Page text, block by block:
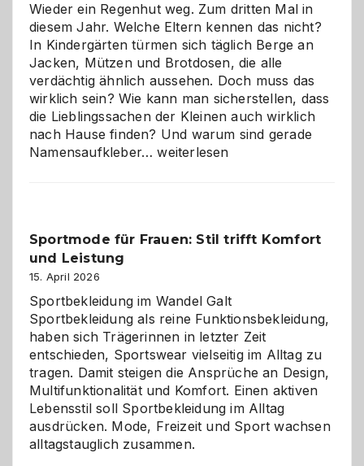
Wieder ein Regenhut weg. Zum dritten Mal in
diesem Jahr. Welche Eltern kennen das nicht?
In Kindergärten türmen sich täglich Berge an
Jacken, Mützen und Brotdosen, die alle
verdächtig ähnlich aussehen. Doch muss das
wirklich sein? Wie kann man sicherstellen, dass
die Lieblingssachen der Kleinen auch wirklich
nach Hause finden? Und warum sind gerade
Namensaufkleber…Namensaufkleber
gegen
Chaos
weiterlesen
Sportmode für Frauen: Stil trifft Komfort
und Leistung
15. April 2026
Sportbekleidung im Wandel Galt
Sportbekleidung als reine Funktionsbekleidung,
haben sich Trägerinnen in letzter Zeit
entschieden, Sportswear vielseitig im Alltag zu
tragen. Damit steigen die Ansprüche an Design,
Multifunktionalität und Komfort. Einen aktiven
Lebensstil soll Sportbekleidung im Alltag
ausdrücken. Mode, Freizeit und Sport wachsen
alltagstauglich zusammen.